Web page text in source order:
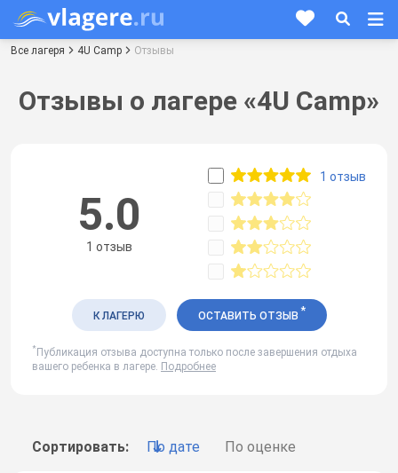
Все лагеря 4U Camp Отзывы
Отзывы о лагере «4U Camp»
Сортировать: По дате По оценке
5.0
1 отзыв
1 отзыв
К ЛАГЕРЮ ОСТАВИТЬ ОТЗЫВ *
* Публикация отзыва доступна только после завершения отдыха
вашего ребенка в лагере. Подробнее